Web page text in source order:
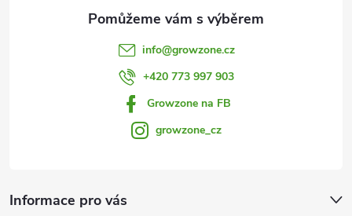
info@growzone.cz
+420 773 997 903
Growzone na FB
growzone_cz
Informace pro vás